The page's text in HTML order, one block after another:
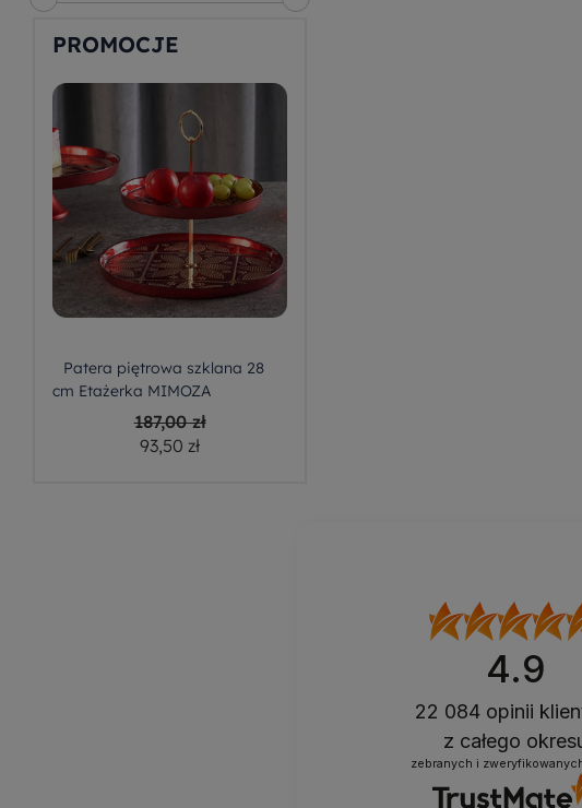
PROMOCJE
Patera piętrowa szklana 28
cm Etażerka MIMOZA
187,00 zł
93,50 zł
4.9
22 084 opinii
z całego
zebranych i